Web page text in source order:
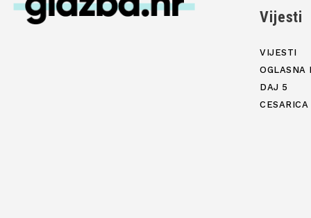
Vijesti
VIJESTI
OGLASNA
DAJ 5
CESARICA